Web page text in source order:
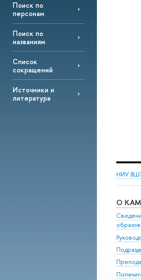
Поиск по
персонам
Поиск по
названиям
Список
сокращений
Источники и
литература
НИУ
О